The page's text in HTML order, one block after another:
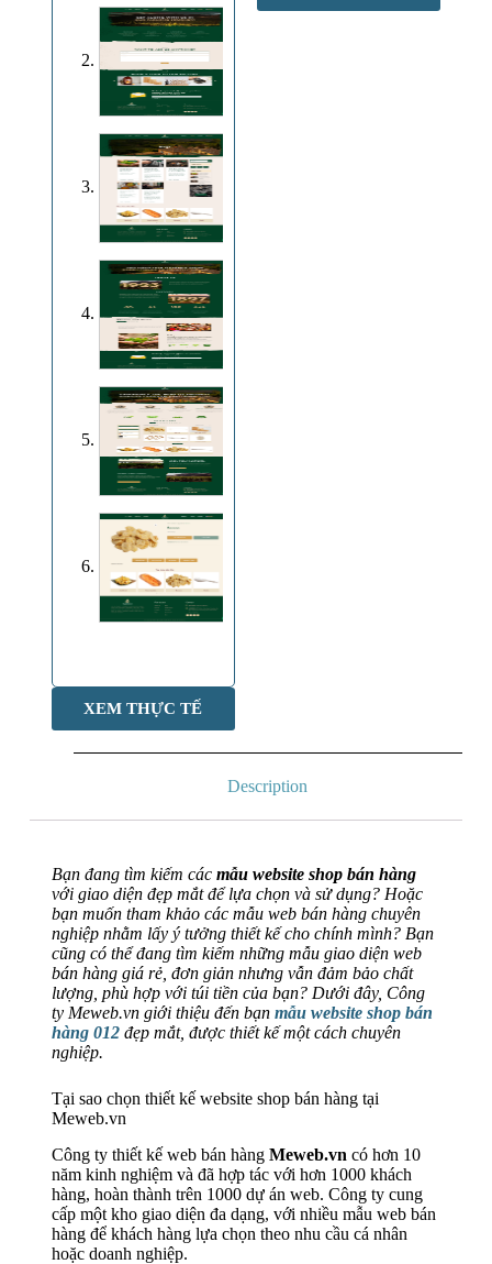
XEM THỰC TẾ
Description
Bạn đang tìm kiếm các mẫu website shop bán hàng
với giao diện đẹp mắt để lựa chọn và sử dụng? Hoặc
bạn muốn tham khảo các mẫu web bán hàng chuyên
nghiệp nhằm lấy ý tưởng thiết kế cho chính mình? Bạn
cũng có thể đang tìm kiếm những mẫu giao diện web
bán hàng giá rẻ, đơn giản nhưng vẫn đảm bảo chất
lượng, phù hợp với túi tiền của bạn? Dưới đây, Công
ty Meweb.vn giới thiệu đến bạn mẫu website shop bán
hàng 012đẹp mắt, được thiết kế một cách chuyên
nghiệp.
Tại sao chọn thiết kế website shop bán hàng tại
Meweb.vn
Công ty thiết kế web bán hàng Meweb.vn có hơn 10
năm kinh nghiệm và đã hợp tác với hơn 1000 khách
hàng, hoàn thành trên 1000 dự án web. Công ty cung
cấp một kho giao diện đa dạng, với nhiều mẫu web bán
hàng để khách hàng lựa chọn theo nhu cầu cá nhân
hoặc doanh nghiệp.